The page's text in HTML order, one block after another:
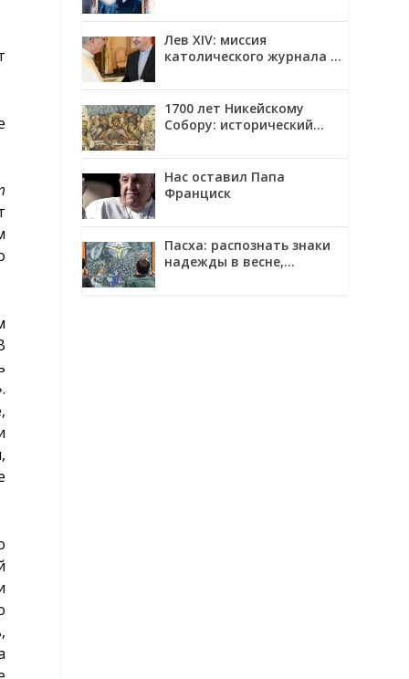
Лев XIV: миссия
католического журнала —
Христа
1700 лет Никейскому
Собору: исторический
решения
Нас оставил Папа
Франциск
Пасха: распознать знаки
надежды в весне,